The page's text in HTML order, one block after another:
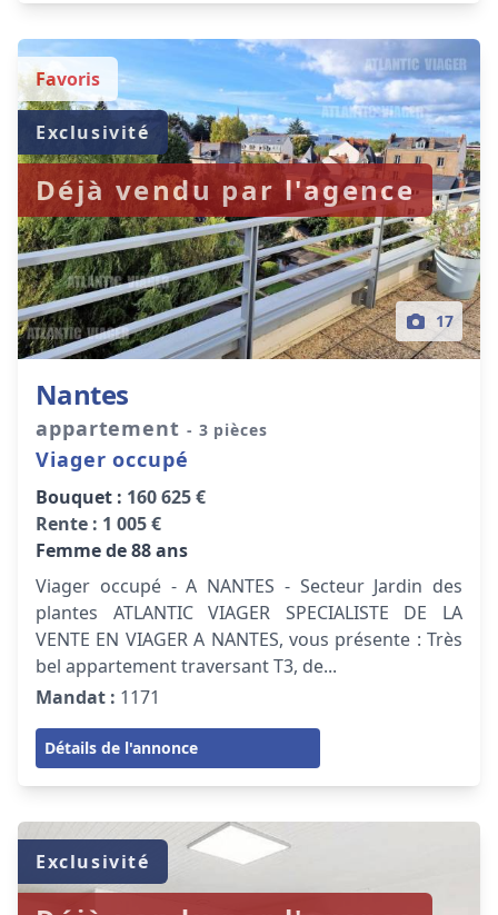
17
Favoris
Exclusivité
Déjà vendu par l'agence
Nantes
appartement - 3 pièces
Viager occupé
Bouquet : 160 625 €
Rente : 1 005 €
Femme de 88 ans
Viager occupé - A NANTES - Secteur Jardin des
plantes ATLANTIC VIAGER SPECIALISTE DE LA
VENTE EN VIAGER A NANTES, vous présente : Très
bel appartement traversant T3, de...
Mandat : 1171
Détails de l'annonce
Exclusivité